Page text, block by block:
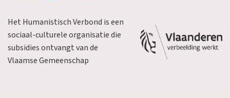
Het Humanistisch Verbond is een
sociaal-culturele organisatie die
subsidies ontvangt van de
Vlaamse Gemeenschap